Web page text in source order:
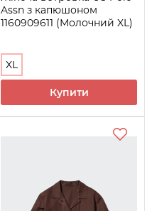
Assn з капюшоном
1160909611 (Молочний XL)
XL
Купити